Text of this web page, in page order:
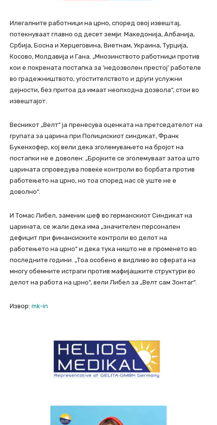
Илегалните работници на црно, според овој извештај,
потекнуваат главно од десет земји: Македонија, Албанија,
Србија, Босна и Херцеговина, Виетнам, Украина, Турција,
Косово, Молдавија и Гана. „Мнозинството работници против
кои е покрената постапка за ‘недозволен престој’ работеле
во градежништвото, угостителството и други услужни
дејности, без притоа да имаат неопходна дозвола“, стои во
извештајот.
Весникот „Велт“ ја пренесува оценката на претседателот на
групата за царина при Полицискиот синдикат, Франк
Букенхофер, кој вели дека зголемувањето на бројот на
постапки не е доволен: „Бројките се зголемуваат затоа што
царината спроведува повеќе контроли во борбата против
работењето на црно, но тоа според нас сѐ уште не е
доволно“.
И Томас Либел, заменик шеф во германскиот Синдикат на
царината, се жали дека има „значителен персонален
дефицит при финансиските контроли во делот на
работењето на црно“ и дека тука ништо не е променето во
последните години. „Тоа особено е видливо во сферата на
многу обемните истраги против мафијашките структури во
делот на работа на црно“, вели Либел за „Велт сам Зонтаг“.
Извор: mk-in